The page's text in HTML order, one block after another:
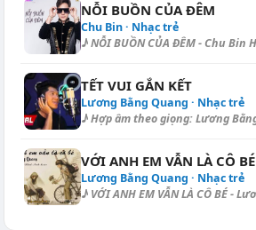
NỖI BUỒN CỦA ĐÊM
Chu Bin · Nhạc trẻ
TẾT VUI GẮN KẾT
Lương Bằng Quang · Nhạc trẻ
VỚI ANH EM VẪN LÀ CÔ BÉ
Lương Bằng Quang · Nhạc trẻ